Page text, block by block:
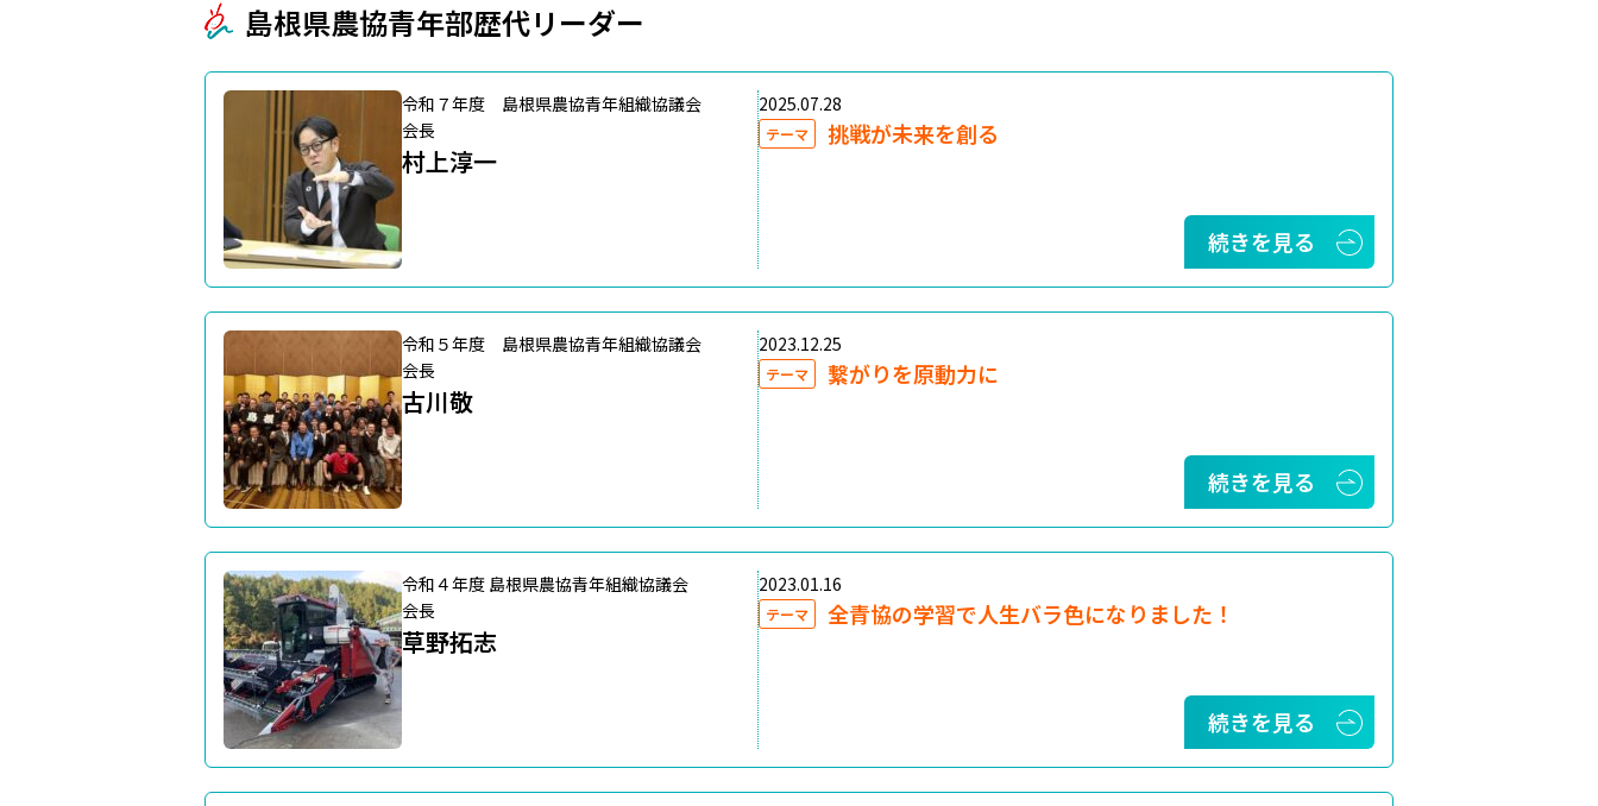
島根県農協青年部歴代リーダー
令和７年度 島根県農協青年組織協議会
会長
村上淳一
2025.07.28
テーマ 挑戦が未来を創る
続きを見る
令和５年度 島根県農協青年組織協議会
会長
古川敬
2023.12.25
テーマ 繋がりを原動力に
続きを見る
令和４年度 島根県農協青年組織協議会
会長
草野拓志
2023.01.16
テーマ 全青協の学習で人生バラ色になりました！
続きを見る